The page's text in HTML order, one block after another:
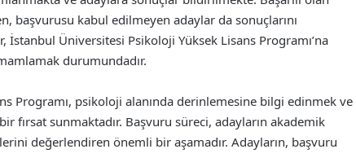
başvurusu kabul edilmeyen adaylar da sonuçlarını
Üniversitesi Psikoloji Yüksek Lisans Programı’na
durumundadır.
Programı, psikoloji alanında derinlemesine bilgi edinmek ve
fırsat sunmaktadır. Başvuru süreci, adayların akademik
değerlendiren önemli bir aşamadır. Adayların, başvuru